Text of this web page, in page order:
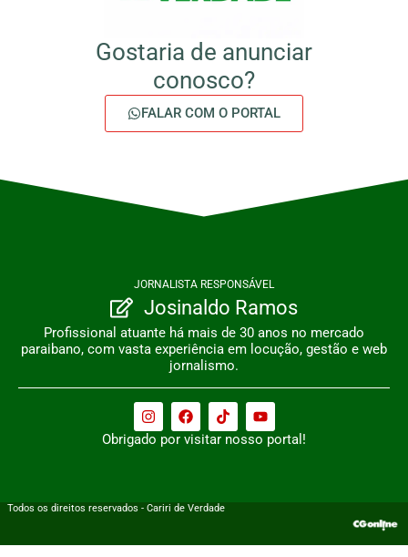
Gostaria de anunciar
conosco?
FALAR COM O PORTAL
JORNALISTA RESPONSÁVEL
Josinaldo Ramos
Profissional atuante há mais de 30 anos no mercado
paraibano, com vasta experiência em locução, gestão e web
jornalismo.
Obrigado por visitar nosso portal!
Todos os direitos reservados - Cariri de Verdade